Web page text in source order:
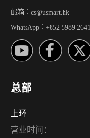
邮箱︰cs@usmart.hk
WhatsApp︰+852 5989 2641
总部
上环
营业时间：